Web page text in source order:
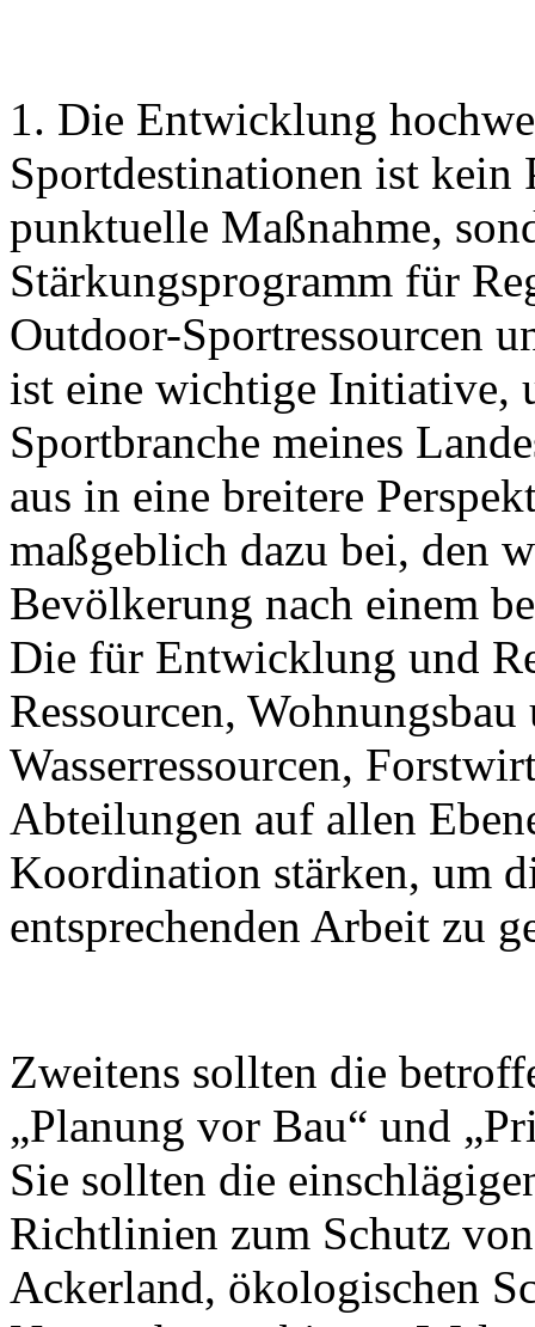
1. Die Entwicklung
Sportdestinationen ist kein
punktuelle Maßnahme,
Stärkungsprogramm für
Outdoor-Sportressourcen
ist eine wichtige Initiative,
Sportbranche meines
aus in eine breitere
maßgeblich dazu bei, den
Bevölkerung nach einem
Die für Entwicklung und
Ressourcen,
Wasserressourcen,
Abteilungen auf allen
Koordination stärken, um
entsprechenden Arbeit zu
Zweitens sollten die
„Planung vor Bau“ und
Sie sollten die
Richtlinien zum Schutz
Ackerland, ökologischen